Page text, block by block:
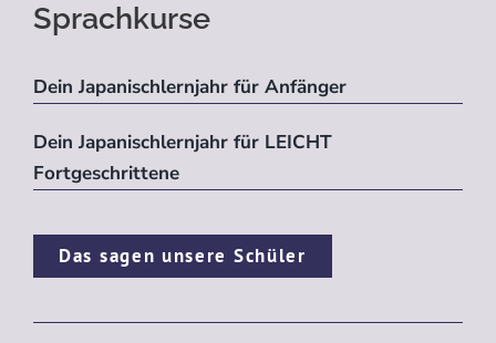
Sprachkurse
Dein Japanischlernjahr für Anfänger
Dein Japanischlernjahr für LEICHT
Fortgeschrittene
Das sagen unsere Schüler